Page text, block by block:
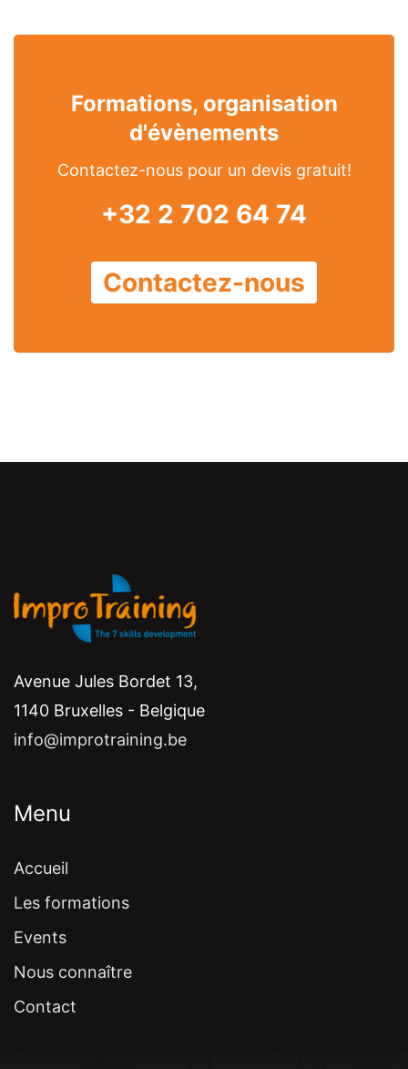
Formations, organisation
d'évènements
Contactez-nous pour un devis gratuit!
+32 2 702 64 74
Contactez-nous
Avenue Jules Bordet 13,
1140 Bruxelles - Belgique
info@improtraining.be
Menu
Accueil
Les formations
Events
Nous connaître
Contact